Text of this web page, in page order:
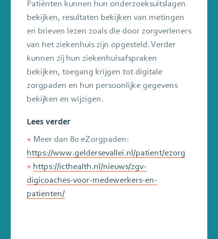
Patiënten kunnen hun onderzoeksuitslagen
bekijken, resultaten bekijken van metingen
en brieven lezen zoals die door zorgverleners
van het ziekenhuis zijn opgesteld. Verder
kunnen zij hun ziekenhuisafspraken
bekijken, toegang krijgen tot digitale
zorgpaden en hun persoonlijke gegevens
bekijken en wijzigen.
Lees verder
+ Meer dan 80 eZorgpaden:
https://www.geldersevallei.nl/patient/ezorg
+ https://icthealth.nl/nieuws/zgv-
digicoaches-voor-medewerkers-en-
patienten/